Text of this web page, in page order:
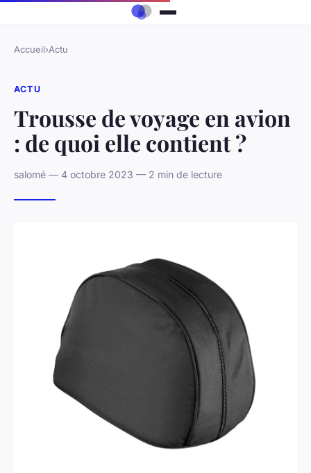
Accueil›Actu
ACTU
Trousse de voyage en avion
: de quoi elle contient ?
salomé — 4 octobre 2023 — 2 min de lecture